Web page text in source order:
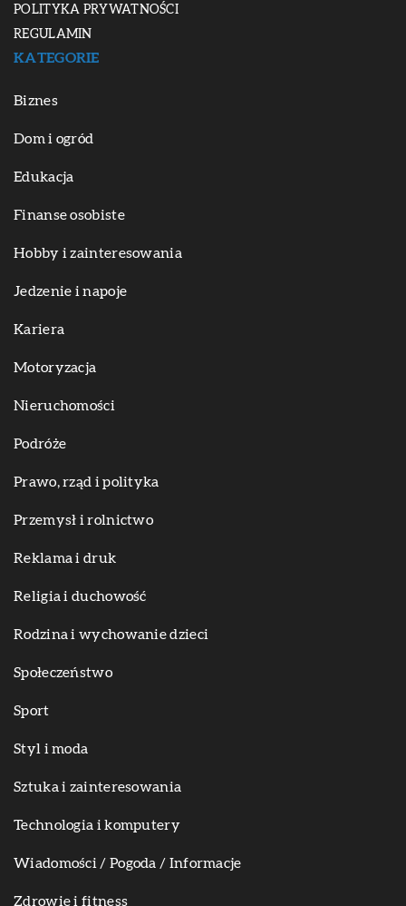
POLITYKA PRYWATNOŚCI
REGULAMIN
KATEGORIE
Biznes
Dom i ogród
Edukacja
Finanse osobiste
Hobby i zainteresowania
Jedzenie i napoje
Kariera
Motoryzacja
Nieruchomości
Podróże
Prawo, rząd i polityka
Przemysł i rolnictwo
Reklama i druk
Religia i duchowość
Rodzina i wychowanie dzieci
Społeczeństwo
Sport
Styl i moda
Sztuka i zainteresowania
Technologia i komputery
Wiadomości / Pogoda / Informacje
Zdrowie i fitness